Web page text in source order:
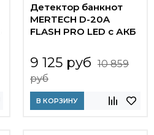
Детектор банкнот
MERTECH D-20A
FLASH PRO LED с АКБ
9 125 руб 10 859
руб
В КОРЗИНУ